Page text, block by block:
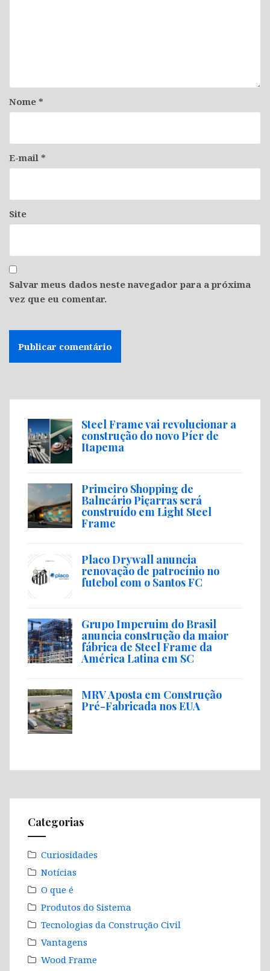
Nome *
E-mail *
Site
Salvar meus dados neste navegador para a próxima
vez que eu comentar.
Steel Frame vai revolucionar a
construção do novo Píer de
Itapema
Primeiro Shopping de
Balneário Piçarras será
construído em Light Steel
Frame
Placo Drywall anuncia
renovação de patrocínio no
futebol com o Santos FC
Grupo Imperuim do Brasil
anuncia construção da maior
fábrica de Steel Frame da
América Latina em SC
MRV Aposta em Construção
Pré-Fabricada nos EUA
Categorias
Curiosidades
Notícias
O que é
Produtos do Sistema
Tecnologias da Construção Civil
Vantagens
Wood Frame